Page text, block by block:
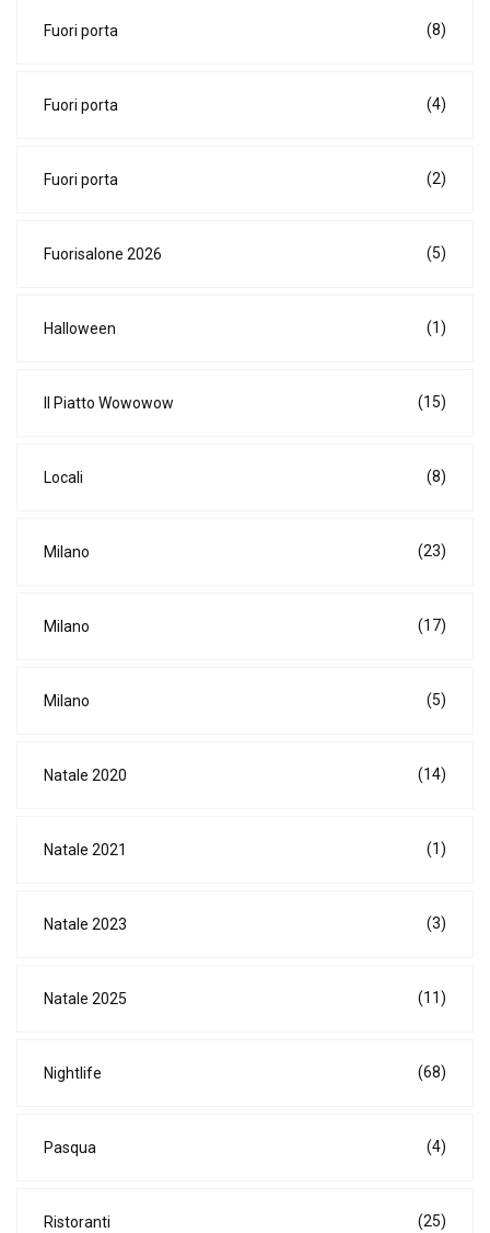
Fuori porta (8)
Fuori porta (4)
Fuori porta (2)
Fuorisalone 2026 (5)
Halloween (1)
Il Piatto Wowowow (15)
Locali (8)
Milano (23)
Milano (17)
Milano (5)
Natale 2020 (14)
Natale 2021 (1)
Natale 2023 (3)
Natale 2025 (11)
Nightlife (68)
Pasqua (4)
Ristoranti (25)